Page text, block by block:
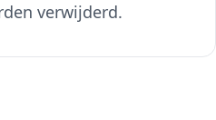
verwijderd.